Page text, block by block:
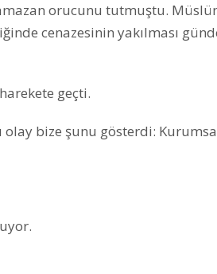
orucunu tutmuştu.
cenazesinin yakılması
geçti.
olay bize şunu gösterdi: